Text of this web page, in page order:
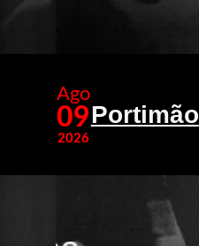
Ago
09
2026
Portimão